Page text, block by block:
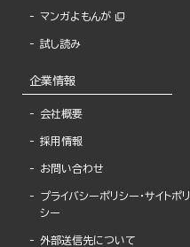
マンガよもんが
試し読み
企業情報
会社概要
採用情報
お問い合わせ
プライバシーポリシー・サイトポリ
シー
外部送信先について